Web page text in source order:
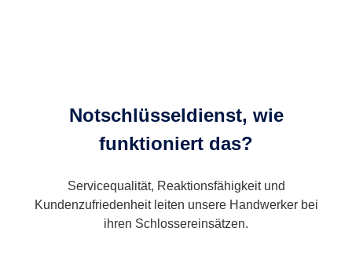
Notschlüsseldienst, wie
funktioniert das?
Servicequalität, Reaktionsfähigkeit und
Kundenzufriedenheit leiten unsere Handwerker bei
ihren Schlossereinsätzen.